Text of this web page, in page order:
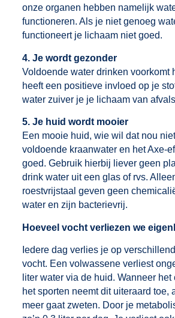
onze organen hebben namelijk
functioneren. Als je niet genoeg
functioneert je lichaam niet goed.
4. Je wordt gezonder
Voldoende water drinken voorkomt
heeft een positieve invloed op je
water zuiver je je lichaam van
5. Je huid wordt mooier
Een mooie huid, wie wil dat nou
voldoende kraanwater en het Axe-
goed. Gebruik hierbij liever geen
drink water uit een glas of rvs.
roestvrijstaal geven geen
water en zijn bacterievrij.
Hoeveel vocht verliezen we
Iedere dag verlies je op
vocht. Een volwassene verliest
liter water via de huid. Wanneer
het sporten neemt dit uiteraard toe,
meer gaat zweten. Door je